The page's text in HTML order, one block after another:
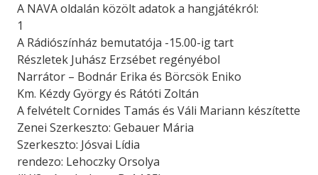
A NAVA oldalán közölt adatok a hangjátékról:
1
A Rádiószínház bemutatója -15.00-ig tart
Részletek Juhász Erzsébet regényébol
Narrátor – Bodnár Erika és Börcsök Eniko
Km. Kézdy György és Rátóti Zoltán
A felvételt Cornides Tamás és Váli Mariann készítette
Zenei Szerkeszto: Gebauer Mária
Szerkeszto: Jósvai Lídia
rendezo: Lehoczky Orsolya